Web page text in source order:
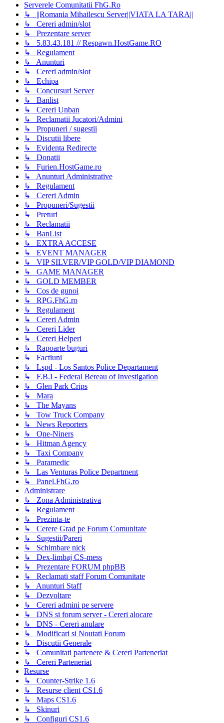
Serverele Comunitatii FhG.Ro
↳ ||Romania Mihailescu Server||VIATA LA TARA||
↳ Cereri admin/slot
↳ Prezentare server
↳ 5.83.43.181 // Respawn.HostGame.RO
↳ Regulament
↳ Anunturi
↳ Cereri admin/slot
↳ Echipa
↳ Concursuri Server
↳ Banlist
↳ Cereri Unban
↳ Reclamatii Jucatori/Admini
↳ Propuneri / sugestii
↳ Discutii libere
↳ Evidenta Redirecte
↳ Donatii
↳ Furien.HostGame.ro
↳ Anunturi Administrative
↳ Regulament
↳ Cereri Admin
↳ Propuneri/Sugestii
↳ Preturi
↳ Reclamatii
↳ BanList
↳ EXTRA ACCESE
↳ EVENT MANAGER
↳ VIP SILVER/VIP GOLD/VIP DIAMOND
↳ GAME MANAGER
↳ GOLD MEMBER
↳ Cos de gunoi
↳ RPG.FhG.ro
↳ Regulament
↳ Cereri Admin
↳ Cereri Lider
↳ Cereri Helperi
↳ Rapoarte buguri
↳ Factiuni
↳ Lspd - Los Santos Police Departament
↳ F.B.I - Federal Bereau of Investigation
↳ Glen Park Crips
↳ Mara
↳ The Mayans
↳ Tow Truck Company
↳ News Reporters
↳ One-Niners
↳ Hitman Agency
↳ Taxi Company
↳ Paramedic
↳ Las Venturas Police Department
↳ Panel.FhG.ro
Administrare
↳ Zona Administrativa
↳ Regulament
↳ Prezinta-te
↳ Cerere Grad pe Forum Comunitate
↳ Sugestii/Pareri
↳ Schimbare nick
↳ Dex-limbaj CS-mess
↳ Prezentare FORUM phpBB
↳ Reclamati staff Forum Comunitate
↳ Anunturi Staff
↳ Dezvoltare
↳ Cereri admini pe servere
↳ DNS si forum server - Cereri alocare
↳ DNS - Cereri anulare
↳ Modificari si Noutati Forum
↳ Discutii Generale
↳ Comunitati partenere & Cereri Parteneriat
↳ Cereri Parteneriat
Resurse
↳ Counter-Strike 1.6
↳ Resurse client CS1.6
↳ Maps CS1.6
↳ Skinuri
↳ Configuri CS1.6